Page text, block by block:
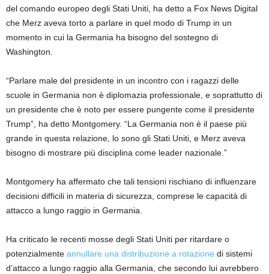
del comando europeo degli Stati Uniti, ha detto a Fox News Digital
che Merz aveva torto a parlare in quel modo di Trump in un
momento in cui la Germania ha bisogno del sostegno di
Washington.
“Parlare male del presidente in un incontro con i ragazzi delle
scuole in Germania non è diplomazia professionale, e soprattutto di
un presidente che è noto per essere pungente come il presidente
Trump”, ha detto Montgomery. “La Germania non è il paese più
grande in questa relazione, lo sono gli Stati Uniti, e Merz aveva
bisogno di mostrare più disciplina come leader nazionale.”
Montgomery ha affermato che tali tensioni rischiano di influenzare
decisioni difficili in materia di sicurezza, comprese le capacità di
attacco a lungo raggio in Germania.
Ha criticato le recenti mosse degli Stati Uniti per ritardare o
potenzialmente annullare una distribuzione a rotazione di sistemi
d’attacco a lungo raggio alla Germania, che secondo lui avrebbero